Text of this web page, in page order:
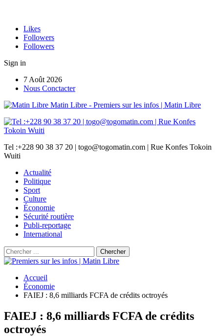
Likes
Followers
Followers
Sign in
7 Août 2026
Nous Conctacter
Matin Libre - Premiers sur les infos | Matin Libre
Tel :+228 90 38 37 20 | togo@togomatin.com | Rue Konfes Tokoin
Wuiti
Actualité
Politique
Sport
Culture
Économie
Sécurité routière
Publi-reportage
International
Accueil
Économie
FAIEJ : 8,6 milliards FCFA de crédits octroyés
FAIEJ : 8,6 milliards FCFA de crédits
octroyés